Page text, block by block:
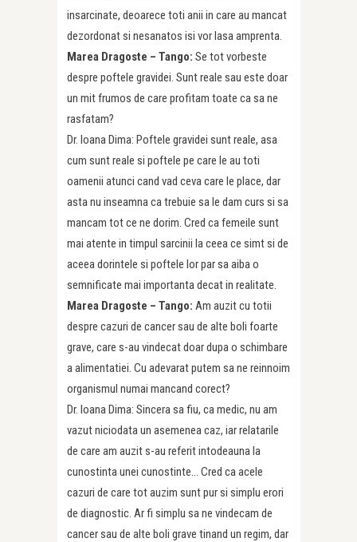
insarcinate, deoarece toti anii in care au mancat
dezordonat si nesanatos isi vor lasa amprenta.
Marea Dragoste – Tango: Se tot vorbeste
despre poftele gravidei. Sunt reale sau este doar
un mit frumos de care profitam toate ca sa ne
rasfatam?
Dr. Ioana Dima: Poftele gravidei sunt reale, asa
cum sunt reale si poftele pe care le au toti
oamenii atunci cand vad ceva care le place, dar
asta nu inseamna ca trebuie sa le dam curs si sa
mancam tot ce ne dorim. Cred ca femeile sunt
mai atente in timpul sarcinii la ceea ce simt si de
aceea dorintele si poftele lor par sa aiba o
semnificate mai importanta decat in realitate.
Marea Dragoste – Tango: Am auzit cu totii
despre cazuri de cancer sau de alte boli foarte
grave, care s-au vindecat doar dupa o schimbare
a alimentatiei. Cu adevarat putem sa ne reinnoim
organismul numai mancand corect?
Dr. Ioana Dima: Sincera sa fiu, ca medic, nu am
vazut niciodata un asemenea caz, iar relatarile
de care am auzit s-au referit intodeauna la
cunostinta unei cunostinte… Cred ca acele
cazuri de care tot auzim sunt pur si simplu erori
de diagnostic. Ar fi simplu sa ne vindecam de
cancer sau de alte boli grave tinand un regim, dar